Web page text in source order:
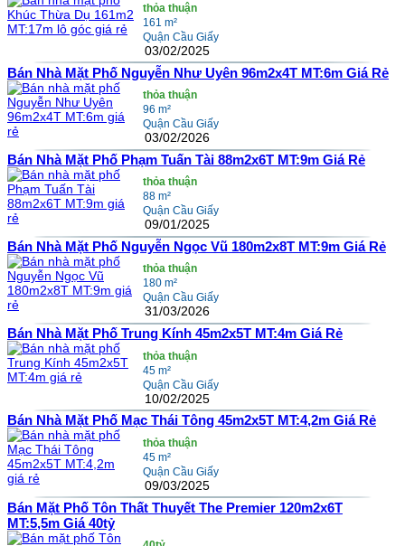
thỏa thuận
161 m²
Quận Cầu Giấy
03/02/2025
Bán Nhà Mặt Phố Nguyễn Như Uyên 96m2x4T MT:6m Giá Rẻ
thỏa thuận
96 m²
Quận Cầu Giấy
03/02/2026
Bán Nhà Mặt Phố Phạm Tuấn Tài 88m2x6T MT:9m Giá Rẻ
thỏa thuận
88 m²
Quận Cầu Giấy
09/01/2025
Bán Nhà Mặt Phố Nguyễn Ngọc Vũ 180m2x8T MT:9m Giá Rẻ
thỏa thuận
180 m²
Quận Cầu Giấy
31/03/2026
Bán Nhà Mặt Phố Trung Kính 45m2x5T MT:4m Giá Rẻ
thỏa thuận
45 m²
Quận Cầu Giấy
10/02/2025
Bán Nhà Mặt Phố Mạc Thái Tông 45m2x5T MT:4,2m Giá Rẻ
thỏa thuận
45 m²
Quận Cầu Giấy
09/03/2025
Bán Mặt Phố Tôn Thất Thuyết The Premier 120m2x6T
MT:5,5m Giá 40tỷ